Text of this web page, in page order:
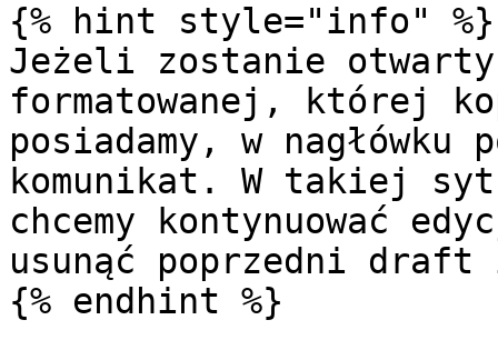
{% hint style="info" %}
Jeżeli zostanie
formatowanej, której
posiadamy, w
komunikat. W takiej
chcemy kontynuować
usunąć poprzedni draft
{% endhint %}